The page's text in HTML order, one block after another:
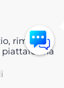
rimborsi
piattaforma